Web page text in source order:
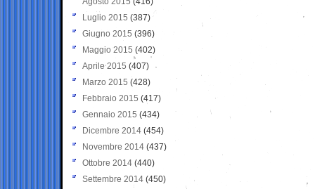
Luglio 2015 (387)
Giugno 2015 (396)
Maggio 2015 (402)
Aprile 2015 (407)
Marzo 2015 (428)
Febbraio 2015 (417)
Gennaio 2015 (434)
Dicembre 2014 (454)
Novembre 2014 (437)
Ottobre 2014 (440)
Settembre 2014 (450)